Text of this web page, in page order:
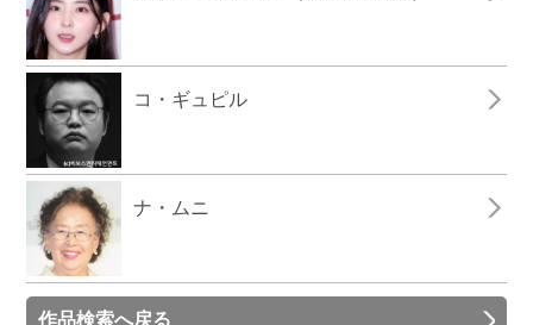
コ・ギュピル
ナ・ムニ
作品検索へ戻る